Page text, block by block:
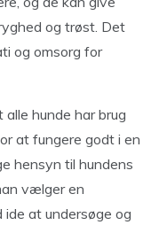
og trøst. Det
og omsorg for
hunde har brug
at fungere godt i en
hensyn til hundens
vælger en
at undersøge og